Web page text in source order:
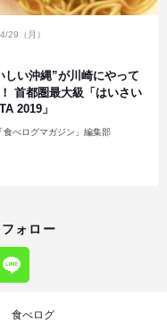
29（月）
しい沖縄”が川崎にやって
首都圏最大級「はいさい
2019」
食べログマガジン」編集部
ォロー
食べログ